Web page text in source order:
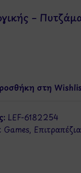
–
στη
LEF-6182254
, Επιτραπέζια